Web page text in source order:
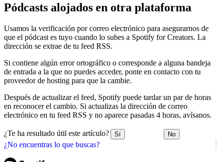
¿No encuentras lo que buscas?
Pódcasts alojados en otra plataforma
Usamos la verificación por correo electrónico para asegurarnos de
que el pódcast es tuyo cuando lo subes a Spotify for Creators. La
dirección se extrae de tu feed RSS.
Si contiene algún error ortográfico o corresponde a alguna bandeja
de entrada a la que no puedes acceder, ponte en contacto con tu
proveedor de hosting para que la cambie.
Después de actualizar el feed, Spotify puede tardar un par de horas
en reconocer el cambio. Si actualizas la dirección de correo
electrónico en tu feed RSS y no aparece pasadas 4 horas, avísanos.
¿Te ha resultado útil este artículo? Sí No